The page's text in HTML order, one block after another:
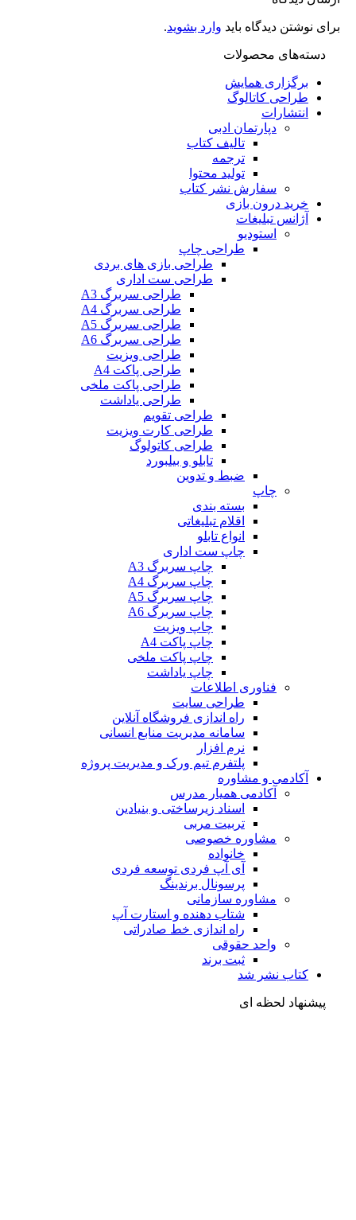
دیدگاه بایدوارد بشوید .
محصولات
برگزاری همایش
طراحی کاتالوگ
انتشارات
دپارتمان ادبی
تالیف کتاب
ترجمه
تولید محتوا
سفارش نشر کتاب
خرید درون بازی
آژانس تبلیغات
استودیو
طراحی چاپ
طراحی بازی های بردی
طراحی ست اداری
طراحی سربرگ A3
طراحی سربرگ A4
طراحی سربرگ A5
طراحی سربرگ A6
طراحی ویزیت
طراحی پاکت A4
طراحی پاکت ملخی
طراحی یاداشت
طراحی تقویم
طراحی کارت ویزیت
طراحی کاتولوگ
تابلو و بیلبورد
ضبط و تدوین
بسته بندی
اقلام تبلیغاتی
انواع تابلو
چاپ ست اداری
چاپ سربرگ A3
چاپ سربرگ A4
چاپ سربرگ A5
چاپ سربرگ A6
چاپ ویزیت
چاپ پاکت A4
چاپ پاکت ملخی
چاپ یاداشت
فناوری اطلاعات
طراحی سایت
راه اندازی فروشگاه آنلاین
سامانه مدیریت منابع انسانی
نرم افزار
پلتفرم تیم ورک و مدیریت پروژه
آکادمی و مشاوره
آکادمی همیار مدرس
اسناد زیرساختی و بنیادین
تربیت مربی
مشاوره خصوصی
خانواده
آی آپ فردی توسعه فردی
پرسونال برندینگ
مشاوره سازمانی
شتاب دهنده و استارت آپ
راه اندازی خط صادراتی
واحد حقوقی
ثبت برند
کتاب نشر شد
لحظه ای